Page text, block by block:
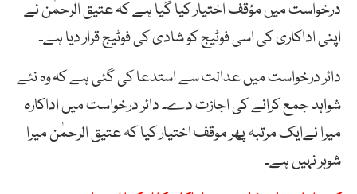
درخواست میں مؤقف اختیار کیا گیا ہے کہ عتیق الرحمٰن نے
اپنی اداکاری کی اسی فوٹیج کو شادی کی فوٹیج قرار دیا ہے۔
دائر درخواست میں عدالت سے استدعا کی گئی ہے کہ وہ نئے
شواہد جمع کرانے کی اجازت دے۔ دائر درخواست میں اداکارہ
میرا نےایک مرتبہ پھر موقف اختیار کیا کہ عتیق الرحمٰن میرا
شوہر نہیں ہے۔